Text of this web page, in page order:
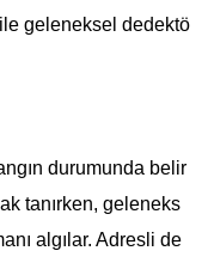
geleneksel dedektö
durumunda belir
tanırken, geleneks
algılar. Adresli de